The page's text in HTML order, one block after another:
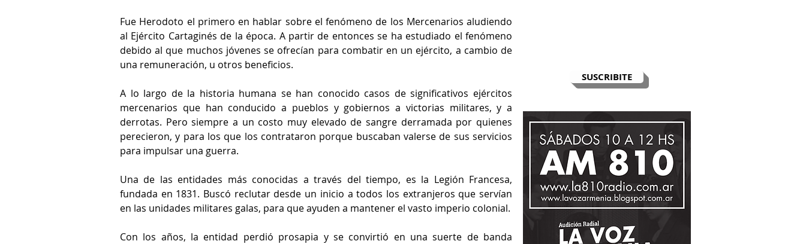
Fue Herodoto el primero en hablar sobre el fenómeno de los Mercenarios aludiendo
al Ejército Cartaginés de la época. A partir de entonces se ha estudiado el fenómeno
debido al que muchos jóvenes se ofrecían para combatir en un ejército, a cambio de
una remuneración, u otros beneficios.
A lo largo de la historia humana se han conocido casos de significativos ejércitos
mercenarios que han conducido a pueblos y gobiernos a victorias militares, y a
derrotas. Pero siempre a un costo muy elevado de sangre derramada por quienes
perecieron, y para los que los contrataron porque buscaban valerse de sus servicios
para impulsar una guerra.
Una de las entidades más conocidas a través del tiempo, es la Legión Francesa,
fundada en 1831. Buscó reclutar desde un inicio a todos los extranjeros que servían
en las unidades militares galas, para que ayuden a mantener el vasto imperio colonial.
Con los años, la entidad perdió prosapia y se convirtió en una suerte de banda
SUSCRIBITE